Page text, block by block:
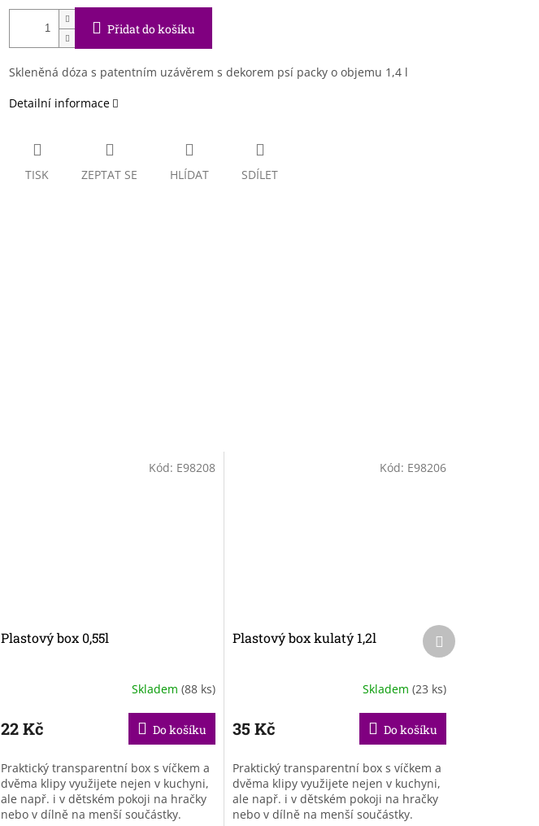
Přidat do košíku
Skleněná dóza s patentním uzávěrem s dekorem psí packy o objemu 1,4 l
Detailní informace
TISK ZEPTAT SE HLÍDAT SDÍLET
Plastový box 0,55l
Skladem (88 ks)
22 Kč Do košíku
Praktický transparentní box s víčkem a
dvěma klipy využijete nejen v kuchyni,
ale např. i v dětském pokoji na hračky
nebo v dílně na menší součástky.
Kód: E98208
Plastový box kulatý 1,2l
Skladem (23 ks)
35 Kč Do košíku
Praktický transparentní box s víčkem a
dvěma klipy využijete nejen v kuchyni,
ale např. i v dětském pokoji na hračky
nebo v dílně na menší součástky.
Kód: E98206
Další
produkt